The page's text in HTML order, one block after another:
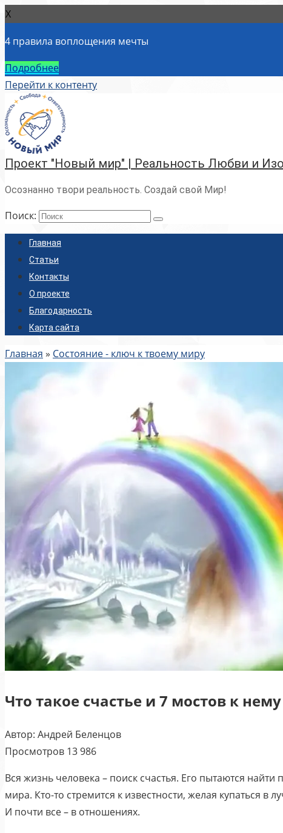
X
4 правила воплощения мечты
Подробнее
Перейти к контенту
Проект "Новый мир" | Реальность Любви и
Осознанно твори реальность. Создай свой Мир!
Поиск:
Главная
Статьи
Контакты
О проекте
Благодарность
Карта сайта
Главная » Состояние - ключ к твоему миру
Что такое счастье и 7 мостов к нему
Автор: Андрей Беленцов
Просмотров 13 986
Вся жизнь человека – поиск счастья. Его пытаются
мира. Кто-то стремится к известности, желая купаться
И почти все – в отношениях.